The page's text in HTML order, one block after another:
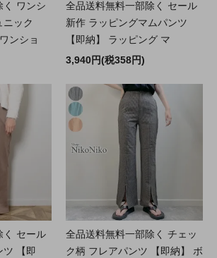
く ワンシ
ニック
ンショ
全品送料無料一部除く セール
新作 ラッピングマムパンツ
【即納】 ラッピング マ
3,940円(税358円)
く セール
ツ 【即
全品送料無料一部除く チェッ
ク柄 フレアパンツ 【即納】 ボ